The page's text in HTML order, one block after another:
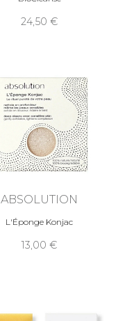
24,50
ABSOLUTION
L'Éponge Konjac
13,00